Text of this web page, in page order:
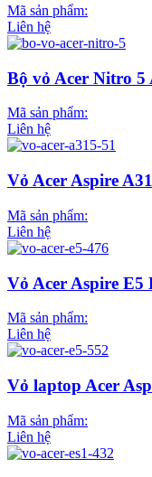
Mã sản phẩm:
Liên hệ
Bộ vỏ Acer Nitro 5
Mã sản phẩm:
Liên hệ
Vỏ Acer Aspire
Mã sản phẩm:
Liên hệ
Vỏ Acer Aspire E5
Mã sản phẩm:
Liên hệ
Vỏ laptop Acer
Mã sản phẩm:
Liên hệ